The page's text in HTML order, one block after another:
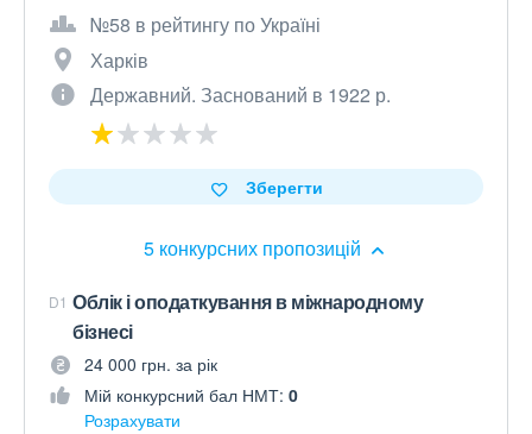
№58 в рейтингу по Україні
Харків
Державний. Заснований в 1922 р.
5 конкурсних пропозицій
Зберегти
D1 Облік і оподаткування в міжнародному
бізнесі
24 000 грн. за рік
Мій конкурсний бал НМТ: 0
Розрахувати